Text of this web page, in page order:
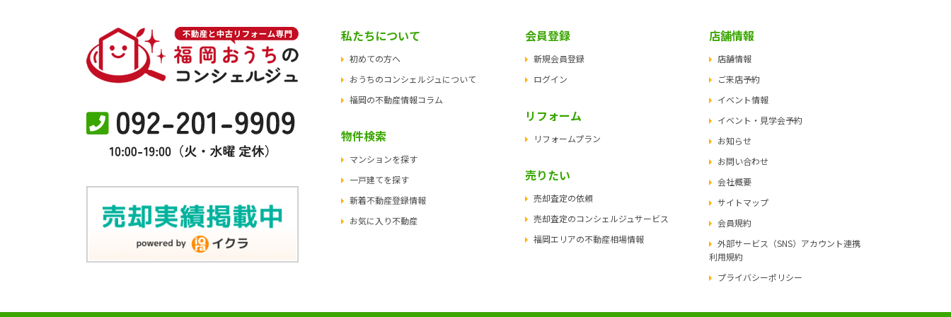
私たちについて
初めての方へ
おうちのコンシェルジュについて
福岡の不動産情報コラム
物件検索
マンションを探す
一戸建てを探す
新着不動産登録情報
お気に入り不動産
会員登録
新規会員登録
ログイン
リフォーム
リフォームプラン
売りたい
売却査定の依頼
売却査定のコンシェルジュサービス
福岡エリアの不動産相場情報
店舗情報
店舗情報
ご来店予約
イベント情報
イベント・見学会予約
お知らせ
お問い合わせ
会社概要
サイトマップ
会員規約
外部サービス（SNS）アカウント連携
利用規約
プライバシーポリシー